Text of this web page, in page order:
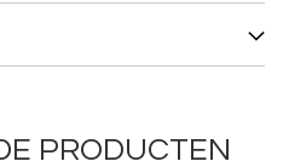
PRODUCTEN